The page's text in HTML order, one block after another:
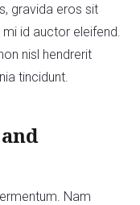
gravida eros sit
id auctor eleifend.
nisl hendrerit
tincidunt.
Nam